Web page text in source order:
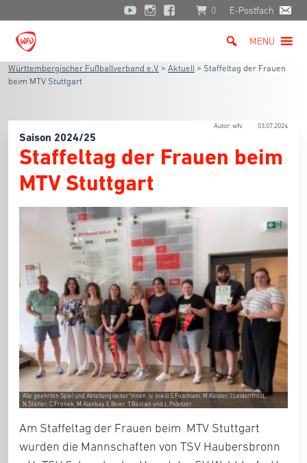
0 E-Postfach
MENU
Württembergischer Fußballverband e.V. > Aktuell > Staffeltag der Frauen
beim MTV Stuttgart
Autor: wfv 03.07.2024
Saison 2024/25
Staffeltag der Frauen beim
MTV Stuttgart
Alle geehrten Spiel und Abteilungsleiter*innen: (v. links) S.Foschiani, M.Kloster, I.Leidenfrost,
N.Stätter, C.Fronek, M.Alanbay, E.Beier, T.Bastian und L.Pobitzer.
Am Staffeltag der Frauen beim MTV Stuttgart
wurden die Mannschaften von TSV Haubersbronn